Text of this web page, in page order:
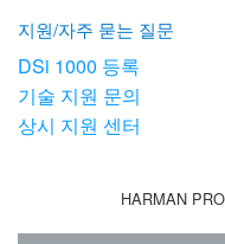
지원/자주 묻는 질문
DSi 1000 등록
기술 지원 문의
상시 지원 센터
HARMAN